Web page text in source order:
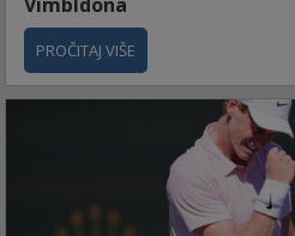
PROČITAJ VIŠE